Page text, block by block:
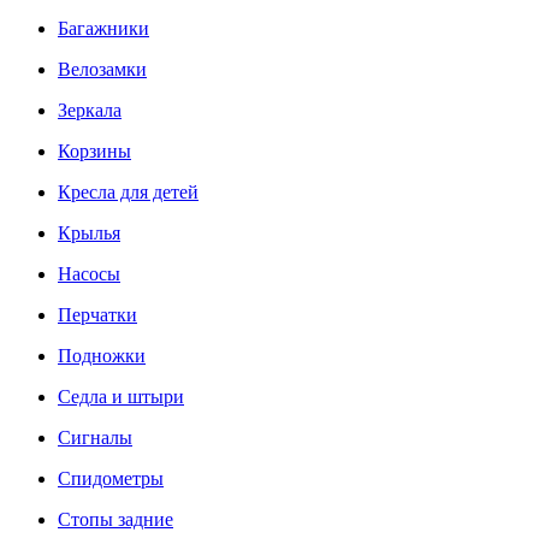
Багажники
Велозамки
Зеркала
Корзины
Кресла для детей
Крылья
Насосы
Перчатки
Подножки
Седла и штыри
Сигналы
Спидометры
Стопы задние